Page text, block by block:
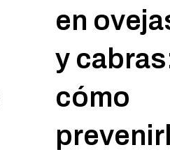
en
y
cómo